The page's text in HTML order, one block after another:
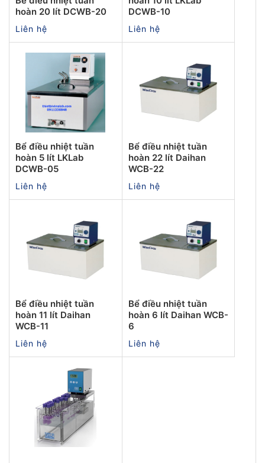
hoàn 20 lít DCWB-20
Liên hệ
DCWB-10
Liên hệ
Bể điều nhiệt tuần
hoàn 5 lít LKLab
DCWB-05
Liên hệ
Bể điều nhiệt tuần
hoàn 22 lít Daihan
WCB-22
Liên hệ
Bể điều nhiệt tuần
hoàn 11 lít Daihan
WCB-11
Liên hệ
Bể điều nhiệt tuần
hoàn 6 lít Daihan WCB-
6
Liên hệ